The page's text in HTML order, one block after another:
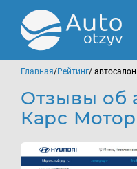
Главная/Рейтинг/
Отзывы об
Карс